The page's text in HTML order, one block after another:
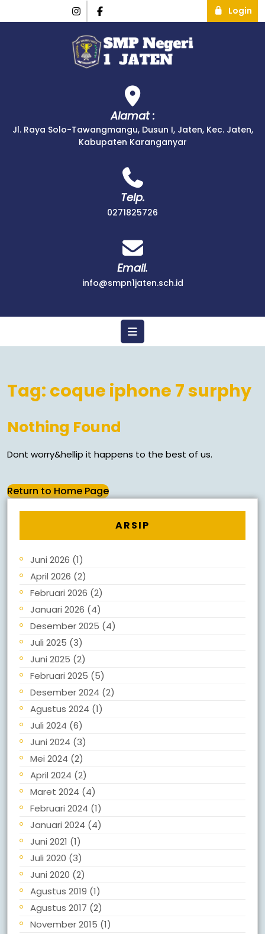
Login
Alamat :
Jl. Raya Solo-Tawangmangu, Dusun I, Jaten, Kec. Jaten,
Kabupaten Karanganyar
Telp.
0271825726
Email.
info@smpn1jaten.sch.id
Tag: coque iphone 7 surphy
Nothing Found
Dont worry&hellip it happens to the best of us.
Return to Home Page
ARSIP
Juni 2026 (1)
April 2026 (2)
Februari 2026 (2)
Januari 2026 (4)
Desember 2025 (4)
Juli 2025 (3)
Juni 2025 (2)
Februari 2025 (5)
Desember 2024 (2)
Agustus 2024 (1)
Juli 2024 (6)
Juni 2024 (3)
Mei 2024 (2)
April 2024 (2)
Maret 2024 (4)
Februari 2024 (1)
Januari 2024 (4)
Juni 2021 (1)
Juli 2020 (3)
Juni 2020 (2)
Agustus 2019 (1)
Agustus 2017 (2)
November 2015 (1)